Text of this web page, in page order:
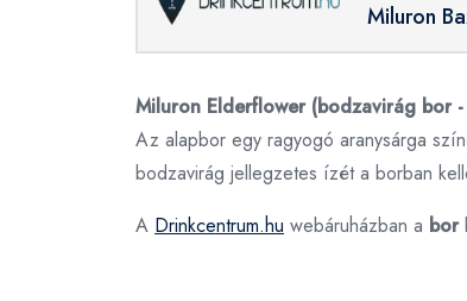
Miluron
Miluron Elderflower (bodzavirág bor
Az alapbor egy ragyogó aranysárga
bodzavirág jellegzetes ízét a borban
A Drinkcentrum.hu webáruházban a bor